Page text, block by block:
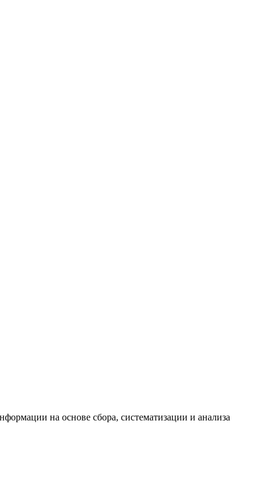
на основе сбора, систематизации и анализа